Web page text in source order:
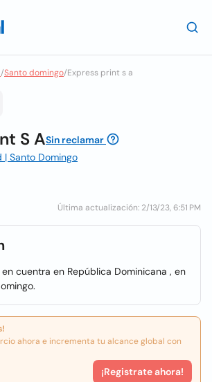
/Santo domingo/Express print s a
S ASin reclamar
| Santo Domingo
Última actualización: 2/13/23, 6:51 PM
cuentra en República Dominicana , en
ahora e incrementa tu alcance global con
¡Registrate ahora!